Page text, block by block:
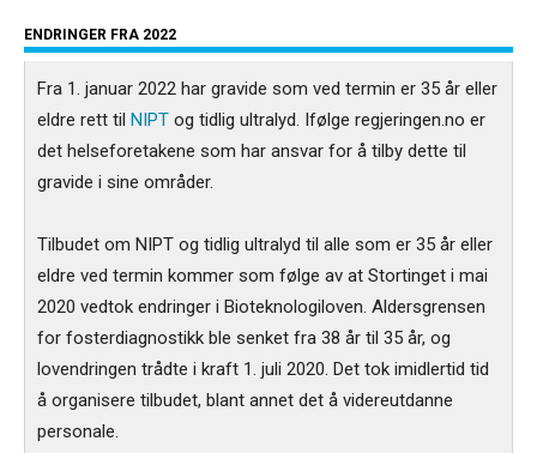
ENDRINGER FRA 2022
Fra 1. januar 2022 har gravide som ved termin er 35 år eller
eldre rett til NIPT og tidlig ultralyd. Ifølge regjeringen.no er
det helseforetakene som har ansvar for å tilby dette til
gravide i sine områder.
Tilbudet om NIPT og tidlig ultralyd til alle som er 35 år eller
eldre ved termin kommer som følge av at Stortinget i mai
2020 vedtok endringer i Bioteknologiloven. Aldersgrensen
for fosterdiagnostikk ble senket fra 38 år til 35 år, og
lovendringen trådte i kraft 1. juli 2020. Det tok imidlertid tid
å organisere tilbudet, blant annet det å videreutdanne
personale.